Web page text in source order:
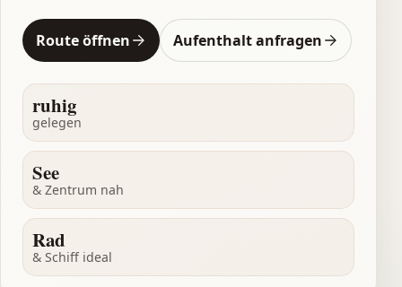
Route öffnen Aufenthalt anfragen
ruhig
gelegen
See
& Zentrum nah
Rad
& Schiff ideal